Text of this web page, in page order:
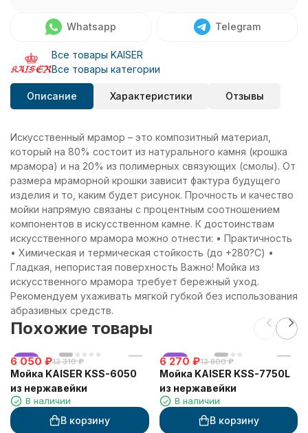
Whatsapp Telegram
Все товары KAISER
Все товары категории
Описание Характеристики Отзывы
Искусственный мрамор – это композитный материал,
который на 80% состоит из натурального камня (крошка
мрамора) и на 20% из полимерных связующих (смолы). От
размера мраморной крошки зависит фактура будущего
изделия и то, каким будет рисунок. Прочность и качество
мойки напрямую связаны с процентным соотношением
компонентов в искусственном камне. К достоинствам
искусственного мрамора можно отнести: • Практичность
• Химическая и термическая стойкость (до +280?С) •
Гладкая, непористая поверхность Важно! Мойка из
искусственного мрамора требует бережный уход.
Рекомендуем ухаживать мягкой губкой без использования
абразивных средств.
Похожие товары
хит
6 050 ₽13 310 ₽
Мойка KAISER KSS-6050
из нержавейки
В наличии
В корзину
хит
6 270 ₽13 800 ₽
Мойка KAISER KSS-7750L
из нержавейки
В наличии
В корзину